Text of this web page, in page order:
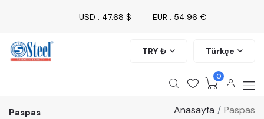
USD : 47.68 $ EUR : 54.96 €
TRY ₺ Türkçe
0
Paspas Anasayfa Paspas